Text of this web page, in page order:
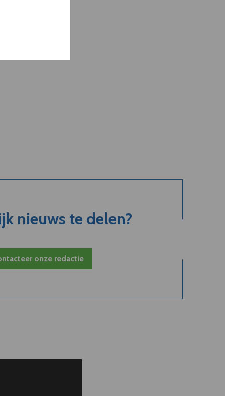
nieuws te delen?
onze redactie